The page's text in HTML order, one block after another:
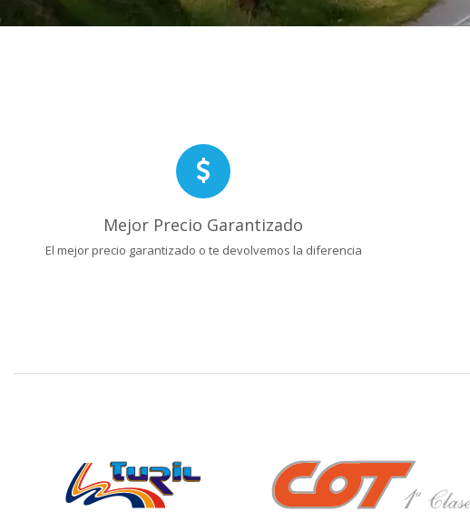
Mejor Precio Garantizado
El mejor precio garantizado o te devolvemos la diferencia